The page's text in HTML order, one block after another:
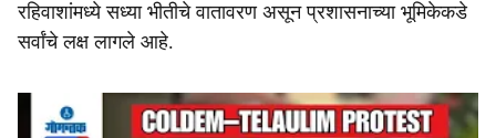
रहिवाशांमध्ये सध्या भीतीचे वातावरण असून प्रशासनाच्या भूमिकेकडे
सर्वांचे लक्ष लागले आहे.